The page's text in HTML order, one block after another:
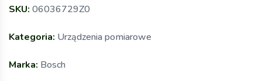
SKU: 06036729Z0
Kategoria: Urządzenia pomiarowe
Marka: Bosch